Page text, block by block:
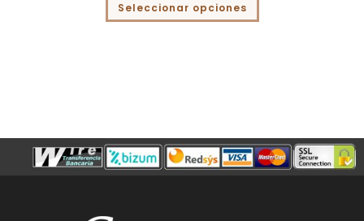
Seleccionar opciones